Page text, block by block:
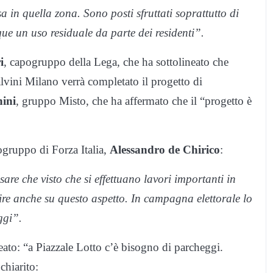
in quella zona. Sono posti sfruttati soprattutto di
un uso residuale da parte dei residenti”.
, capogruppo della Lega, che ha sottolineato che
Milano verrà completato il progetto di
, gruppo Misto, che ha affermato che il “progetto è
di Forza Italia, Alessandro de Chirico:
che visto che si effettuano lavori importanti in
anche su questo aspetto. In campagna elettorale lo
“a Piazzale Lotto c’è bisogno di parcheggi.